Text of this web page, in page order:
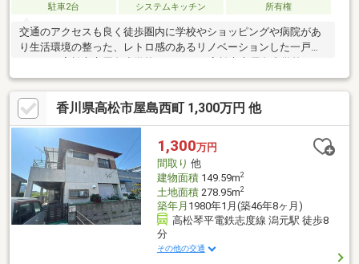
駐車2台
システムキッチン 所有権
交通のアクセスも良く徒歩圏内に学校やショッピングや病院があ
り生活環境の整った、レトロ感のあるリノベーションした一戸建
てです。高松市立屋島小学校まで1163ｍ高松市立屋島中学校まで
795ｍ
香川県高松市屋島西町 1,300万円 他
1,300万円
間取り 他
建物面積149.59m2
土地面積278.95m2
築年月 1980年1月(築46年8ヶ月)
高松琴平電鉄志度線 潟元駅 徒歩8
分
その他の交通